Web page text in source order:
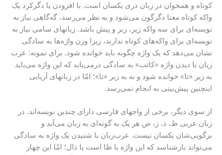
کوتاه و همخوان در زبان دری یکسان است. با افزودن یا دگرکرد یک
واکه کوتاه معنا دگرگون می‌شود و به نظر می‌رسد، گه‌گاهی نیاز به
نویسه‌ای برای سه واکه زیر، زبر و پیش باشد. زبانهای سامی نیاز به
نویسه‌ای برای واکه‌های کوتاه ندارند، زیرا وزن واژه‌ها به سادگی
نشان می‌دهد که یک واژه چگونه باید خوانده شود. برای نمونه: عرب
زبان با دیدن واژه «کاتب» به سادگی درمی‌یابد که این واژه می‌باید
به زیر «تا» خوانده شود و نه به زبر «تا»؛ امّا در زبانهای آریایی
اینچنین پیش‌بینی به انجام نمی‌رسد.
از سوی دیگر، برخی از واجهای فارسی دارای چندین نویسه‌اند. در
زبان عربی ظ، ذ، ز، ض هر یک به گونه‌ای به زبان می‌آید و
برگویی‌شان یکسان نیست. عرب‌زبان با شنیدن یک واژه به سادگی
می‌تواند بازشناسد که این واژه با ظا است یا ذال؛ امّا این چهار